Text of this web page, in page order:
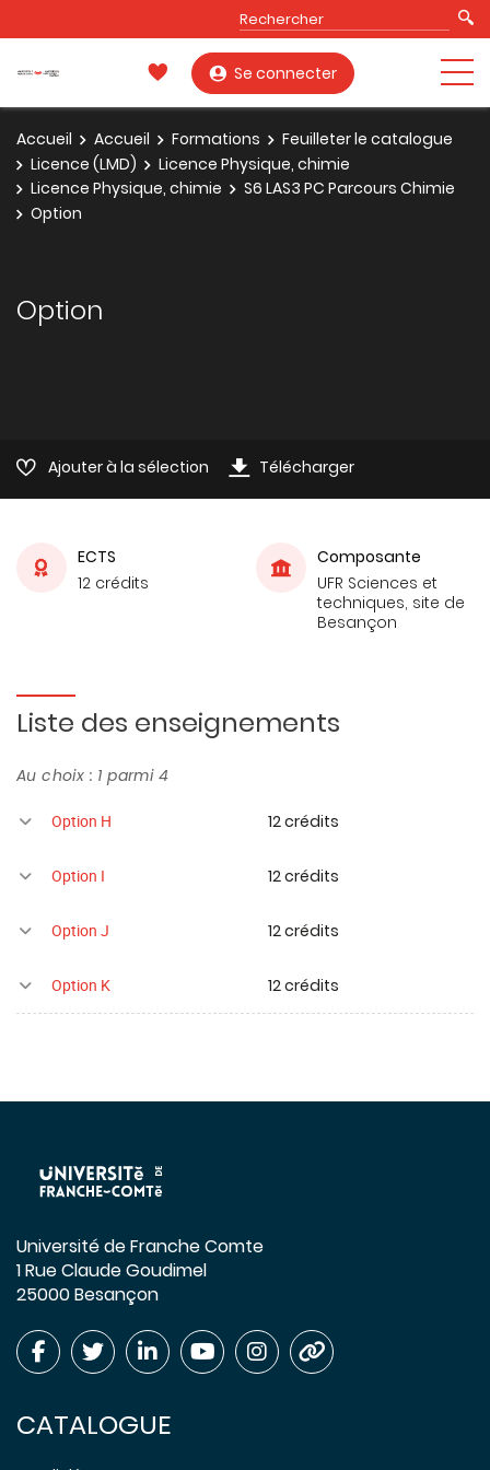
Se connecter
Accueil Accueil Formations
Feuilleter le catalogue
Licence (LMD)
Licence Physique, chimie
Licence Physique, chimie
S6 LAS3 PC Parcours Chimie
Option
Option
Ajouter à la sélection Télécharger
ECTS
12 crédits
Composante
UFR Sciences et
techniques, site de
Besançon
Liste des enseignements
Au choix : 1 parmi 4
Option H 12 crédits
Option I 12 crédits
Option J 12 crédits
Option K 12 crédits
Université de Franche Comte
1 Rue Claude Goudimel
25000 Besançon
CATALOGUE